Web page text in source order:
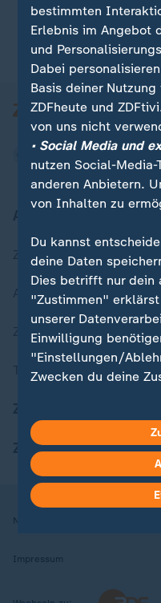
Zuletzt veröffentlicht
Aktuelle Sendungs-
ZDFheute Stories
Themen im Überblick
ZDFheute Apps
Nutzungsbedingungen
Impressum
bestimmten
Erlebnis im Angebot
und
Dabei
Basis deiner
ZDFheute und
von uns nicht
• Social Media und
nutzen Social-
anderen Anbietern.
von Inhalten zu
Du kannst
deine Daten
Dies betrifft nur dein
"Zustimmen"
unserer
Einwilligung
"Einstellungen/
Zwecken du deine
in deinen
Hier findest du das
Weitere